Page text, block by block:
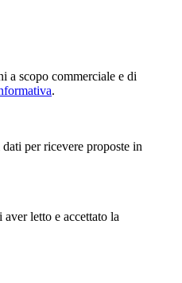
a scopo commerciale e di
.
per ricevere proposte in
letto e accettato la